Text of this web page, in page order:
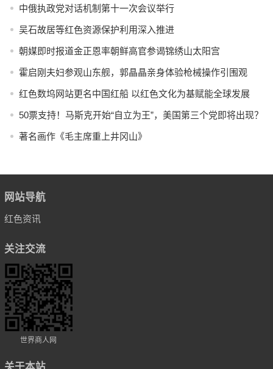
中俄执政党对话机制第十一次会议举行
吴石故居等红色资源保护利用深入推进
朝媒即时报道金正恩率朝鲜高官参谒锦绣山太阳宫
霍启刚夫妇参观山东舰，郭晶晶亲身体验枪械操作引围观
红色数坞网站更名中国红船 以红色文化为基赋能全球发展
50票支持！马斯克开始“自立为王”，美国第三个党即将出现？
著名画作《毛主席重上井冈山》
网站导航
红色资讯
关注交流
世界商人网